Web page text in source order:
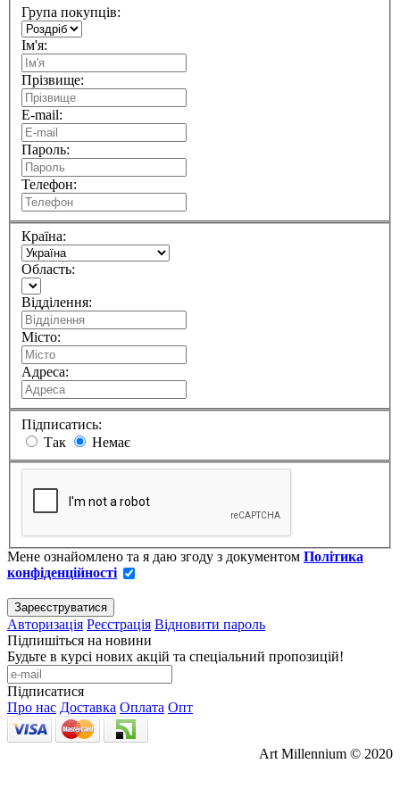
Група покупців:
Ім'я:
Прізвище:
E-mail:
Пароль:
Телефон:
Країна:
Область:
Відділення:
Місто:
Адреса:
Підписатись:
Так
Немає
Мене ознайомлено та я даю згоду з документом Політика
конфіденційності
Авторизація Реєстрація Відновити пароль
Підпишіться на новини
Будьте в курсі нових акцій та спеціальний пропозицій!
Підписатися
Про нас Доставка Оплата Опт
Art Millennium © 2020